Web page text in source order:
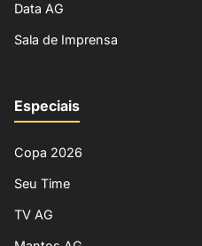
Data AG
Sala de Imprensa
Especiais
Copa 2026
Seu Time
TV AG